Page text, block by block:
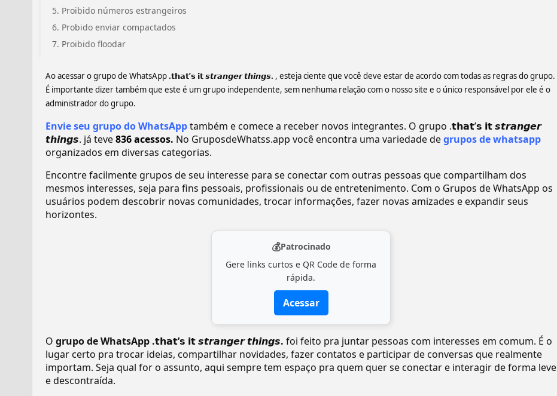
Proibido números estrangeiros
Probido enviar compactados
Proibido floodar
Ao acessar o grupo de WhatsApp.𝘁𝗵𝗮𝘁’𝘀 𝗶𝘁 𝙨𝙩𝙧𝙖𝙣𝙜𝙚𝙧 𝙩𝙝𝙞𝙣𝙜𝙨. , esteja ciente que você deve estar de acordo com todas as regras do grupo.
É importante dizer também que este é um grupo independente, sem nenhuma relação com o nosso site e o único responsável por ele é o
administrador do grupo.
Envie seu grupo do WhatsApptambém e comece a receber novos integrantes. O grupo .𝘁𝗵𝗮𝘁’𝘀 𝗶𝘁 𝙨𝙩𝙧𝙖𝙣𝙜𝙚𝙧
𝙩𝙝𝙞𝙣𝙜𝙨. já teve836 acessos. No GruposdeWhatss.app você encontra uma variedade degrupos de whatsapp
organizados em diversas categorias.
Encontre facilmente grupos de seu interesse para se conectar com outras pessoas que compartilham dos
mesmos interesses, seja para fins pessoais, profissionais ou de entretenimento. Com o Grupos de WhatsApp os
usuários podem descobrir novas comunidades, trocar informações, fazer novas amizades e expandir seus
horizontes.
💰Patrocinado
Gere links curtos e QR Code de forma
rápida.
Acessar
O grupo de WhatsApp .𝘁𝗵𝗮𝘁’𝘀 𝗶𝘁 𝙨𝙩𝙧𝙖𝙣𝙜𝙚𝙧 𝙩𝙝𝙞𝙣𝙜𝙨. foi feito pra juntar pessoas com interesses em comum. É o
lugar certo pra trocar ideias, compartilhar novidades, fazer contatos e participar de conversas que realmente
importam. Seja qual for o assunto, aqui sempre tem espaço pra quem quer se conectar e interagir de forma leve
e descontraída.